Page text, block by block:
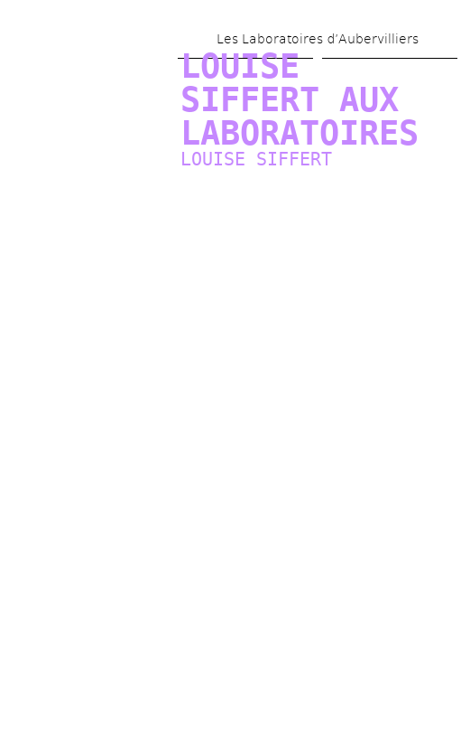
Les Laboratoires d’Aubervilliers
LOUISE
SIFFERT AUX
LABORATOIRES
LOUISE SIFFERT